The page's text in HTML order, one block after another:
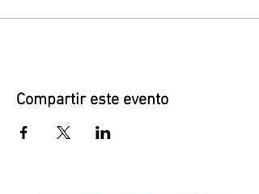
Compartir este evento